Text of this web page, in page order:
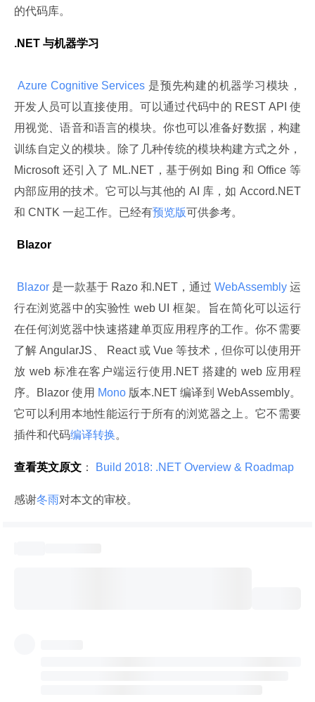
的代码库。
.NET 与机器学习
Azure Cognitive Services 是预先构建的机器学习模块，
开发人员可以直接使用。可以通过代码中的 REST API 使
用视觉、语音和语言的模块。你也可以准备好数据，构建
训练自定义的模块。除了几种传统的模块构建方式之外，
Microsoft 还引入了 ML.NET，基于例如 Bing 和 Office 等
内部应用的技术。它可以与其他的 AI 库，如 Accord.NET
和 CNTK 一起工作。已经有预览版可供参考。
Blazor
Blazor 是一款基于 Razo 和.NET，通过 WebAssembly 运
行在浏览器中的实验性 web UI 框架。旨在简化可以运行
在任何浏览器中快速搭建单页应用程序的工作。你不需要
了解 AngularJS、 React 或 Vue 等技术，但你可以使用开
放 web 标准在客户端运行使用.NET 搭建的 web 应用程
序。Blazor 使用 Mono 版本.NET 编译到 WebAssembly。
它可以利用本地性能运行于所有的浏览器之上。它不需要
插件和代码编译转换。
查看英文原文 ： Build 2018: .NET Overview & Roadmap
感谢冬雨对本文的审校。